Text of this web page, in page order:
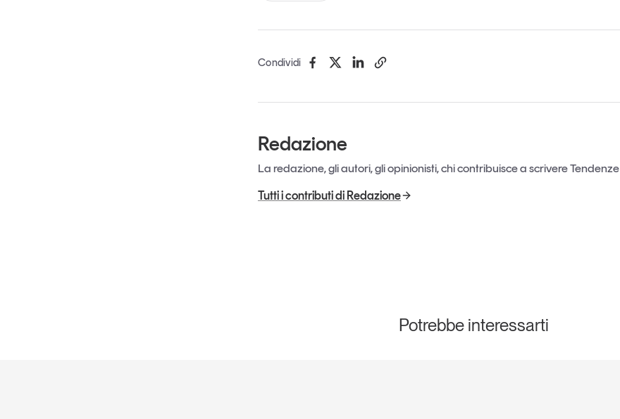
Condividi
Redazione
La redazione, gli autori, gli opinionisti, chi contribuisce a scrivere Tendenze
Tutti i contributi di Redazione
Potrebbe interessarti